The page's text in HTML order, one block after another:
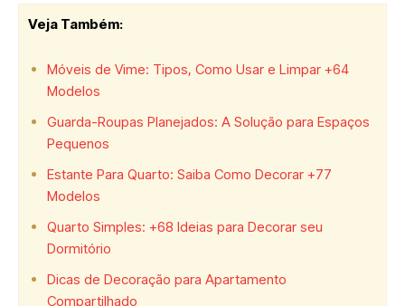
Veja Também:
Móveis de Vime: Tipos, Como Usar e Limpar +64
Modelos
Guarda-Roupas Planejados: A Solução para Espaços
Pequenos
Estante Para Quarto: Saiba Como Decorar +77
Modelos
Quarto Simples: +68 Ideias para Decorar seu
Dormitório
Dicas de Decoração para Apartamento
Compartilhado